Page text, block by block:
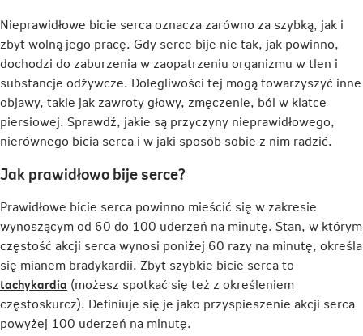
Nieprawidłowe bicie serca oznacza zarówno za szybką, jak i
zbyt wolną jego pracę. Gdy serce bije nie tak, jak powinno,
dochodzi do zaburzenia w zaopatrzeniu organizmu w tlen i
substancje odżywcze. Dolegliwości tej mogą towarzyszyć inne
objawy, takie jak zawroty głowy, zmęczenie, ból w klatce
piersiowej. Sprawdź, jakie są przyczyny nieprawidłowego,
nierównego bicia serca i w jaki sposób sobie z nim radzić.
Jak prawidłowo bije serce?
Prawidłowe bicie serca powinno mieścić się w zakresie
wynoszącym od 60 do 100 uderzeń na minutę. Stan, w którym
częstość akcji serca wynosi poniżej 60 razy na minutę, określa
się mianem bradykardii. Zbyt szybkie bicie serca to
tachykardia Link
otwiera
się
(możesz spotkać się też z określeniem
częstoskurcz). Definiuje się je jako przyspieszenie akcji serca
powyżej 100 uderzeń na minutę.